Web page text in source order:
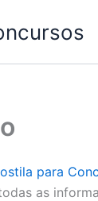
para
as